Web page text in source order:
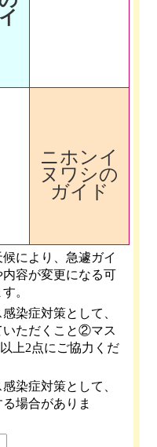
ニホンイ
ヌワシの
ガイド
により、急遽ガイ
内容が変更になる可
す。
染症対策として、
ただくこと②マス
上2点にご協力くだ
染症対策として、
場合がありま